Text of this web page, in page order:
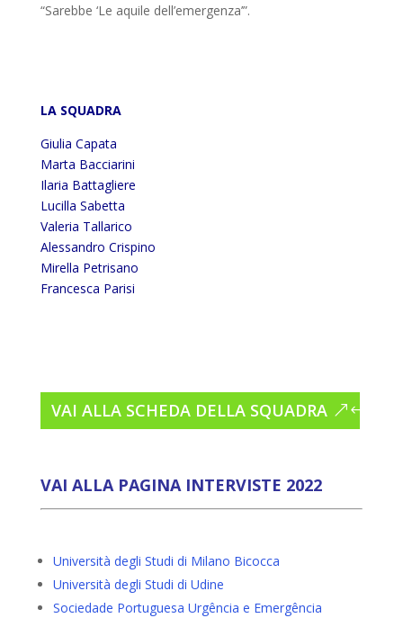
“Sarebbe ‘Le aquile dell’emergenza’”.
LA SQUADRA
Giulia Capata
Marta Bacciarini
Ilaria Battagliere
Lucilla Sabetta
Valeria Tallarico
Alessandro Crispino
Mirella Petrisano
Francesca Parisi
VAI ALLA SCHEDA DELLA SQUADRA
VAI ALLA PAGINA INTERVISTE 2022
Università degli Studi di Milano Bicocca
Università degli Studi di Udine
Sociedade Portuguesa Urgência e Emergência